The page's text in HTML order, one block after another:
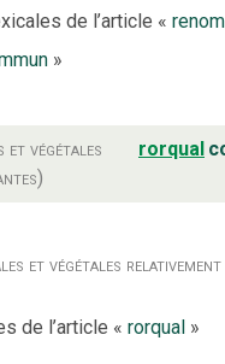
de l’article «
»
et végétales
rorqual
et végétales relativement
de l’article «rorqual »